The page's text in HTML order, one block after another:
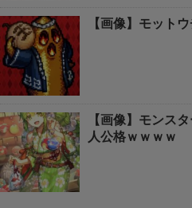
【画像】モット
【画像】モンス
人公格ｗｗｗｗ